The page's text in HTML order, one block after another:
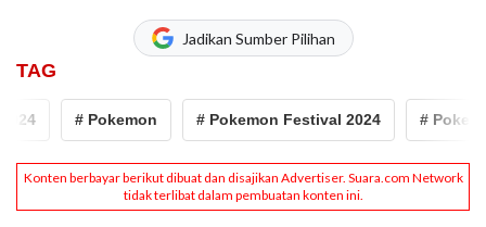
Jadikan Sumber Pilihan
TAG
# Pokemon # Pokemon Festival 2024 #